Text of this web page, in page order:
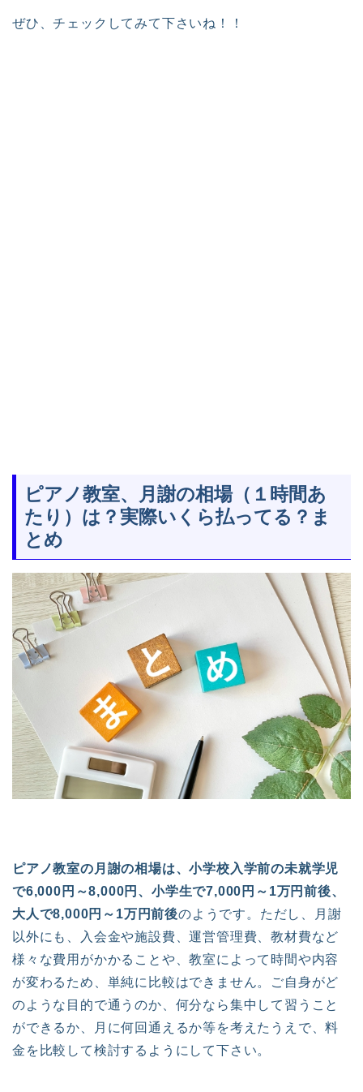
ぜひ、チェックしてみて下さいね！！
ピアノ教室、月謝の相場（１時間あ
たり）は？実際いくら払ってる？ま
とめ
ピアノ教室の月謝の相場は、小学校入学前の未就学児
で6,000円～8,000円、小学生で7,000円～1万円前後、
大人で8,000円～1万円前後のようです。ただし、月謝
以外にも、入会金や施設費、運営管理費、教材費など
様々な費用がかかることや、教室によって時間や内容
が変わるため、単純に比較はできません。ご自身がど
のような目的で通うのか、何分なら集中して習うこと
ができるか、月に何回通えるか等を考えたうえで、料
金を比較して検討するようにして下さい。